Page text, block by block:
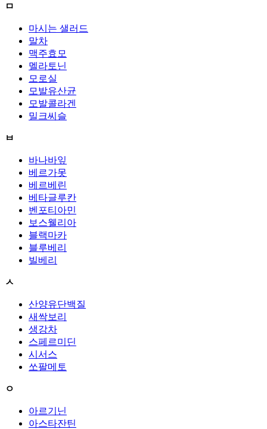
ㅁ
마시는 샐러드
말차
맥주효모
멜라토닌
모로실
모발유산균
모발콜라겐
밀크씨슬
ㅂ
바나바잎
베르가못
베르베린
베타글루칸
벤포티아민
보스웰리아
블랙마카
블루베리
빌베리
ㅅ
산양유단백질
새싹보리
생강차
스페르미딘
시서스
쏘팔메토
ㅇ
아르기닌
아스타잔틴